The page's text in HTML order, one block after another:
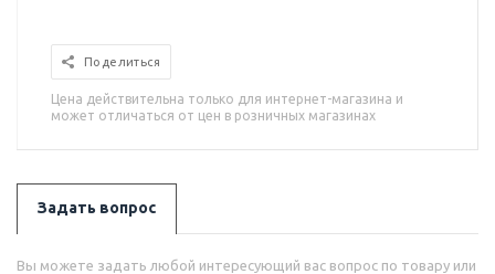
Поделиться
Цена действительна только для интернет-магазина и
может отличаться от цен в розничных магазинах
Задать вопрос
Вы можете задать любой интересующий вас вопрос по товару или